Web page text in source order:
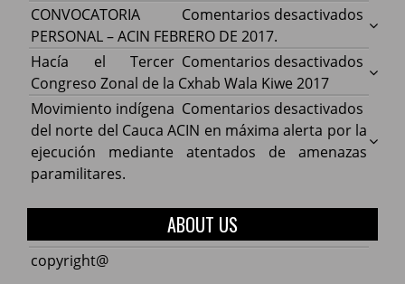
Cauca
con
de
Comentarios desactivados
ACIN
DE
CONVOCATORIA
PERSONAL – ACIN FEBRERO DE 2017.
Comentarios desactivados
Hacía
la
Hacía el Tercer
Congreso Zonal de la Cxhab Wala Kiwe 2017
Comentarios desactivados
Cauca
Movimiento indígena
del norte del Cauca ACIN en máxima alerta por la
ejecución mediante atentados de amenazas
paramilitares.
ABOUT US
copyright@